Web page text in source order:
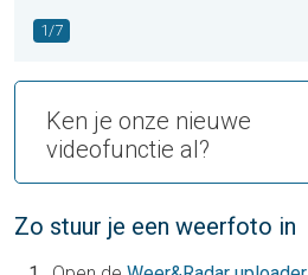
1/7
Ken je onze nieuwe
videofunctie al?
Zo stuur je een weerfoto in